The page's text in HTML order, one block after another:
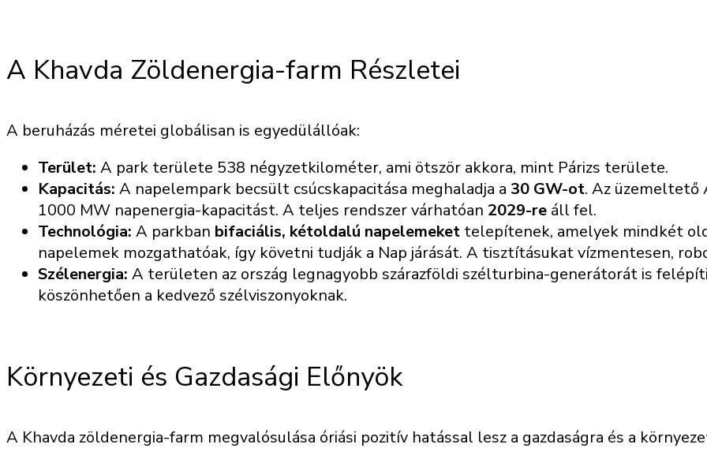
A Khavda Zöldenergia-farm Részletei
A beruházás méretei globálisan is egyedülállóak:
Terület: A park területe 538 négyzetkilométer, ami ötször akkora, mint Párizs területe.
Kapacitás: A napelempark becsült csúcskapacitása meghaladja a 30 GW-ot. Az üzemeltető
1000 MW napenergia-kapacitást. A teljes rendszer várhatóan 2029-re áll fel.
Technológia: A parkban bifaciális, kétoldalú napelemeket telepítenek, amelyek mindkét
napelemek mozgathatóak, így követni tudják a Nap járását. A tisztításukat vízmentesen,
Szélenergia: A területen az ország legnagyobb szárazföldi szélturbina-generátorát is
köszönhetően a kedvező szélviszonyoknak.
Környezeti és Gazdasági Előnyök
A Khavda zöldenergia-farm megvalósulása óriási pozitív hatással lesz a gazdaságra és a